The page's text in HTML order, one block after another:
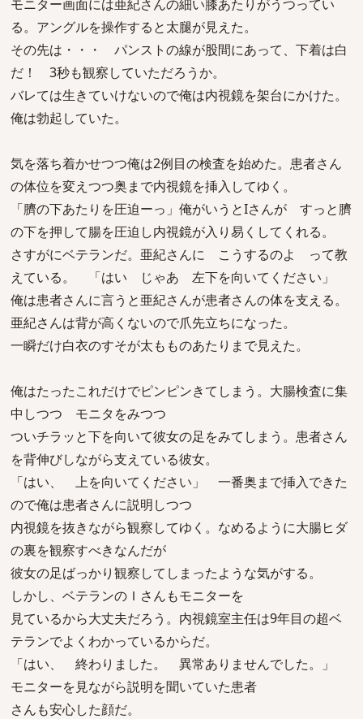
モニター画面には亜紀さんの細い膝あたりがうつってい
る。アングルを操作すると太腿が見えた。
その先は・・・ パンストの線が股間にあって、下着は白
だ！ 3秒も観察していただろうか。
バレては生きていけないので俺は内視鏡を架台にかけた。
俺は勃起していた。
気を落ち着かせつつ俺は2例目の検査を始めた。患者さん
の体位を変えつつ奥まで内視鏡を挿入してゆく。
「臍の下あたりを圧迫ーっ」俺がいうとIさんが すっと臍
の下を押して腸を圧迫し内視鏡が入り易くしてくれる。
さすがにベテランだ。亜紀さんに こうするのよ って教
えている。 「はい じゃあ 左下を向いてください」
俺は患者さんに言うと亜紀さんが患者さんの体を支える。
亜紀さんは背が高くないので爪先立ちになった。
一瞬だけ白衣のすそが太もものあたりまで見えた。
俺はたったこれだけでピンピンきてしまう。大腸検査に集
中しつつ モニタをみつつ
ついチラッと下を向いて彼女の足をみてしまう。患者さん
を背伸びしながら支えている彼女。
「はい、 上を向いてください」 一番奥まで挿入できた
ので俺は患者さんに説明しつつ
内視鏡を抜きながら観察してゆく。なめるように大腸ヒダ
の裏を観察すべきなんだが
彼女の足ばっかり観察してしまったような気がする。
しかし、ベテランのＩさんもモニターを
見ているから大丈夫だろう。内視鏡室主任は9年目の超ベ
テランでよくわかっているからだ。
「はい、 終わりました。 異常ありませんでした。」
モニターを見ながら説明を聞いていた患者
さんも安心した顔だ。